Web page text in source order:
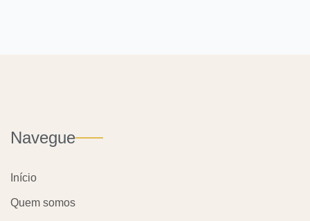
Navegue
Início
Quem somos